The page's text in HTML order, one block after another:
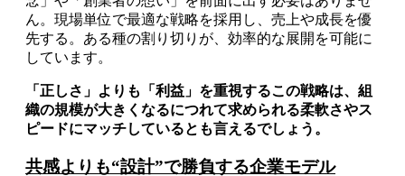
ん。現場単位で最適な戦略を採用し、売上や成長を優
先する。ある種の割り切りが、効率的な展開を可能に
しています。
「正しさ」よりも「利益」を重視するこの戦略は、組
織の規模が大きくなるにつれて求められる柔軟さやス
ピードにマッチしているとも言えるでしょう。
共感よりも“設計”で勝負する企業モデル